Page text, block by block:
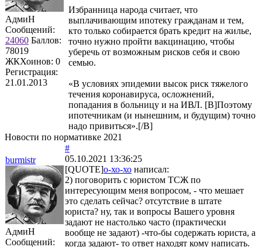
АдмиН
Сообщений:
24060 Баллов:
78019
ЖКХоинов: 0
Регистрация:
21.01.2013
Избранница народа считает, что
выплачивающим ипотеку гражданам и тем,
кто только собирается брать кредит на жилье,
точно нужно пройти вакцинацию, чтобы
уберечь от возможным рисков себя и свою
семью.
«В условиях эпидемии высок риск тяжелого
течения коронавируса, осложнений,
попадания в больницу и на ИВЛ. [B]Поэтому
ипотечникам (и нынешним, и будущим) точно
надо привиться».[/B]
Новости по нормативке 2021
burmistr
АдмиН
Сообщений:
#
05.10.2021 13:36:25
[QUOTE]о-хо-хо написал:
2) поговорить с юристом ТСЖ по
интересующим меня вопросом, - что мешает
это сделать сейчас? отсутствие в штате
юриста? ну, так и вопросы Вашего уровня
задают не настолько часто (практически
вообще не задают) -что-бы содержать юриста, а
когда задают- то ответ находят кому написать.